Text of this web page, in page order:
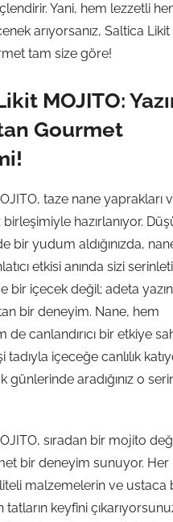
Yani, hem lezzetli
arıyorsanız, Saltica Likit
tam size göre!
MOJITO:
Gourmet
taze nane yaprakları
hazırlanıyor.
bir yudum aldığınızda,
etkisi anında sizi
bir içecek değil; adeta yazın
bir deneyim. Nane, hem
de canlandırıcı bir etkiye
tadıyla içeceğe canlılık
günlerinde aradığınız o
sıradan bir mojito
bir deneyim sunuyor. Her
malzemelerin ve ustaca
keyfini